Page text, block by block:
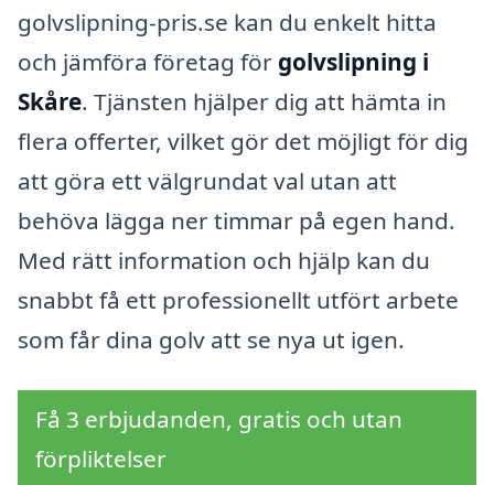
golvslipning-pris.se kan du enkelt hitta
och jämföra företag för golvslipning i
Skåre. Tjänsten hjälper dig att hämta in
flera offerter, vilket gör det möjligt för dig
att göra ett välgrundat val utan att
behöva lägga ner timmar på egen hand.
Med rätt information och hjälp kan du
snabbt få ett professionellt utfört arbete
som får dina golv att se nya ut igen.
Få 3 erbjudanden, gratis och utan
förpliktelser